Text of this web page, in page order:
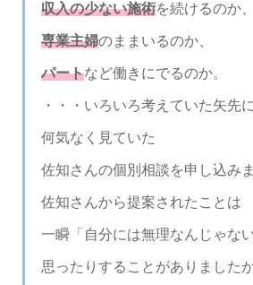
収入の少ない施術を続けるのか、
専業主婦のままいるのか、
パートなど働きにでるのか。
・・・いろいろ考えていた矢先
何気なく見ていた
佐知さんの個別相談を申し込みま
佐知さんから提案されたことは
一瞬「自分には無理なんじゃな
思ったりすることがありましたが